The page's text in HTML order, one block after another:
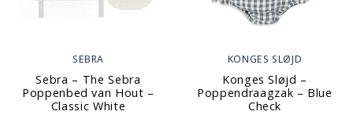
SEBRA
Sebra – The Sebra
Poppenbed van Hout –
Classic White
KONGES SLØJD
Konges Sløjd –
Poppendraagzak – Blue
Check